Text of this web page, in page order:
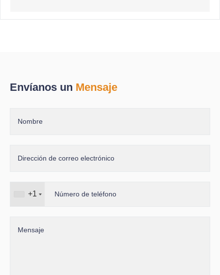
Envíanos un Mensaje
+1